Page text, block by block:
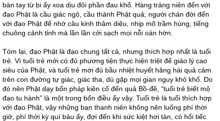
bàn tay từ bi ấy xoa dịu đôi phần đau khổ. Hàng tráng niên đến với
đạo Phật là cầu giác ngộ, cầu thành Phật quả; người chán đời đến
với đạo Phật để nhờ câu kinh thâm diệu, nhịp mõ trầm hùng, tiếng
chuông cảnh tỉnh mà lần lần cởi sạch mọi nỗi oán hờn.
Tóm lại, đạo Phật là đạo chung tất cả, nhưng thích hợp nhất là tuổi
trẻ. Vì tuổi trẻ mới có đủ phương tiện thực hiện triệt để giáo lý cao
siêu của Phật, và tuổi trẻ mới đủ bầu nhiệt huyết hăng hái quả cảm
trên con đường tự giác, giác tha, dù gặp mọi gian nguy khó khổ. Do
đó nên Phật dạy bốn pháp kiên cố đến quả Bồ-đề, “tuổi trẻ biết mộ
đạo tu hành” là một trong bốn điều ấy vậy. Tuổi trẻ là tuổi thích hợp
với đạo Phật, vậy những bạn thanh niên không nên luống phí thời
giờ, phí thời kỳ quí báu ấy, đợi đến khi sức kiệt hơi tàn, có hối tiếc